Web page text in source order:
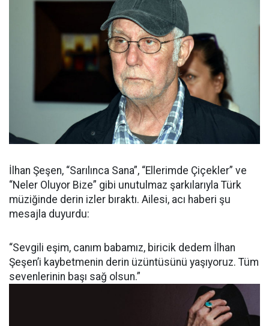
İlhan Şeşen, “Sarılınca Sana”, “Ellerimde Çiçekler” ve
“Neler Oluyor Bize” gibi unutulmaz şarkılarıyla Türk
müziğinde derin izler bıraktı. Ailesi, acı haberi şu
mesajla duyurdu:
“Sevgili eşim, canım babamız, biricik dedem İlhan
Şeşen’i kaybetmenin derin üzüntüsünü yaşıyoruz. Tüm
sevenlerinin başı sağ olsun.”